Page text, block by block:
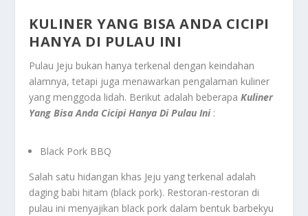
KULINER YANG BISA ANDA CICIPI
HANYA DI PULAU INI
Pulau Jeju bukan hanya terkenal dengan keindahan
alamnya, tetapi juga menawarkan pengalaman kuliner
yang menggoda lidah. Berikut adalah beberapaKuliner
Yang Bisa Anda Cicipi Hanya Di Pulau Ini:
Black Pork BBQ
Salah satu hidangan khas Jeju yang terkenal adalah
daging babi hitam (black pork). Restoran-restoran di
pulau ini menyajikan black pork dalam bentuk barbekyu